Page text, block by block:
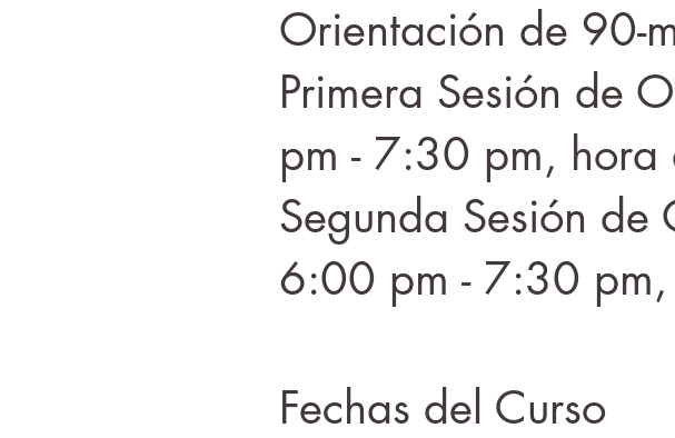
Orientación de 90-
Primera Sesión de
pm - 7:30 pm, hora
Segunda Sesión
6:00 pm - 7:30 pm,
Fechas del Curso